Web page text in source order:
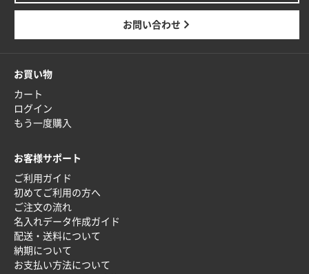
お問い合わせ
お買い物
カート
ログイン
もう一度購入
お客様サポート
ご利用ガイド
初めてご利用の方へ
ご注文の流れ
名入れデータ作成ガイド
配送・送料について
納期について
お支払い方法について